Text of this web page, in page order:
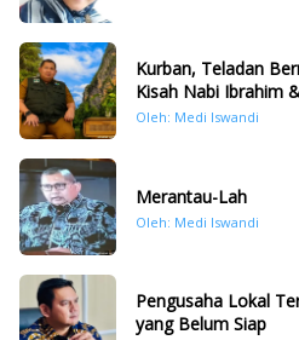
Kurban, Teladan
Kisah Nabi Ibrahim
Oleh: Medi Iswandi
Merantau-Lah
Oleh: Medi Iswandi
Pengusaha Lokal
yang Belum Siap